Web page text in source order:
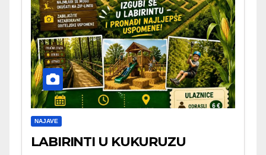
NAJAVE
LABIRINTI U KUKURUZU